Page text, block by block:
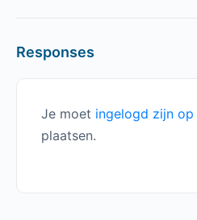
Responses
Je moet ingelogd zijn op
plaatsen.